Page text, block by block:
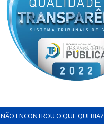
NÃO ENCONTROU O QUE QUERIA?